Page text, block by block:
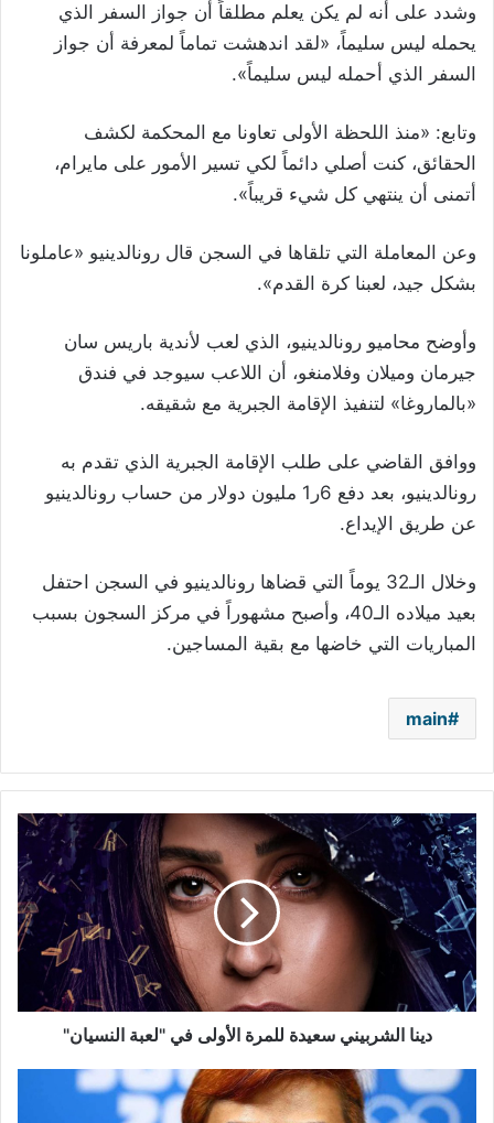
وشدد على أنه لم يكن يعلم مطلقاً أن جواز السفر الذي
يحمله ليس سليماً، «لقد اندهشت تماماً لمعرفة أن جواز
السفر الذي أحمله ليس سليماً».
وتابع: «منذ اللحظة الأولى تعاونا مع المحكمة لكشف
الحقائق، كنت أصلي دائماً لكي تسير الأمور على مايرام،
أتمنى أن ينتهي كل شيء قريباً».
وعن المعاملة التي تلقاها في السجن قال رونالدينيو «عاملونا
بشكل جيد، لعبنا كرة القدم».
وأوضح محاميو رونالدينيو، الذي لعب لأندية باريس سان
جيرمان وميلان وفلامنغو، أن اللاعب سيوجد في فندق
«بالماروغا» لتنفيذ الإقامة الجبرية مع شقيقه.
ووافق القاضي على طلب الإقامة الجبرية الذي تقدم به
رونالدينيو، بعد دفع 6ر1 مليون دولار من حساب رونالدينيو
عن طريق الإيداع.
وخلال الـ32 يوماً التي قضاها رونالدينيو في السجن احتفل
بعيد ميلاده الـ40، وأصبح مشهوراً في مركز السجون بسبب
المباريات التي خاضها مع بقية المساجين.
main
دينا
الشربيني
سعيدة
للمرة
الأولى
في
"لعبة
النسيان"
دينا الشربيني سعيدة للمرة الأولى في "لعبة النسيان"
اعتزال
بطل